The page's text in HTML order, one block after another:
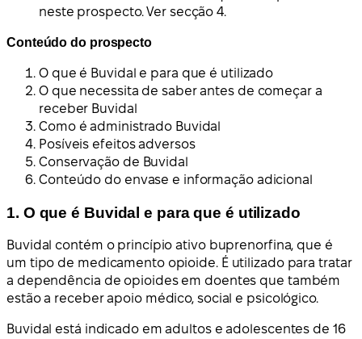
neste prospecto. Ver secção 4.
Conteúdo do prospecto
O que é Buvidal e para que é utilizado
O que necessita de saber antes de começar a
receber Buvidal
Como é administrado Buvidal
Posíveis efeitos adversos
Conservação de Buvidal
Conteúdo do envase e informação adicional
1. O que é Buvidal e para que é utilizado
Buvidal contém o princípio ativo buprenorfina, que é
um tipo de medicamento opioide. É utilizado para tratar
a dependência de opioides em doentes que também
estão a receber apoio médico, social e psicológico.
Buvidal está indicado em adultos e adolescentes de 16